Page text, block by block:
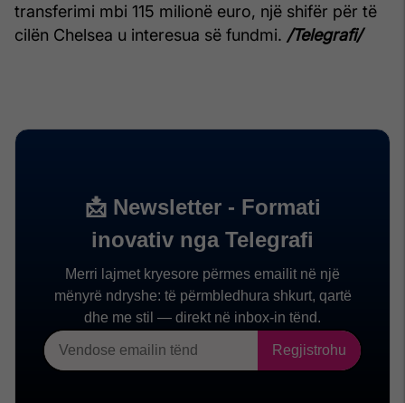
transferimi mbi 115 milionë euro, një shifër për të
cilën Chelsea u interesua së fundmi. /Telegrafi/